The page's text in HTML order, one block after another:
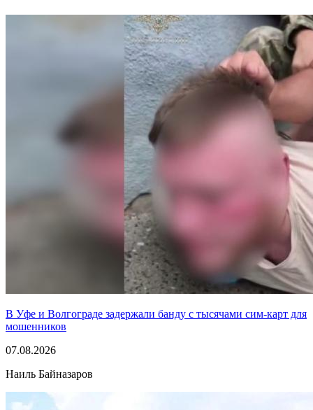
В Уфе и Волгограде задержали банду с тысячами сим-карт для
мошенников
07.08.2026
Наиль Байназаров